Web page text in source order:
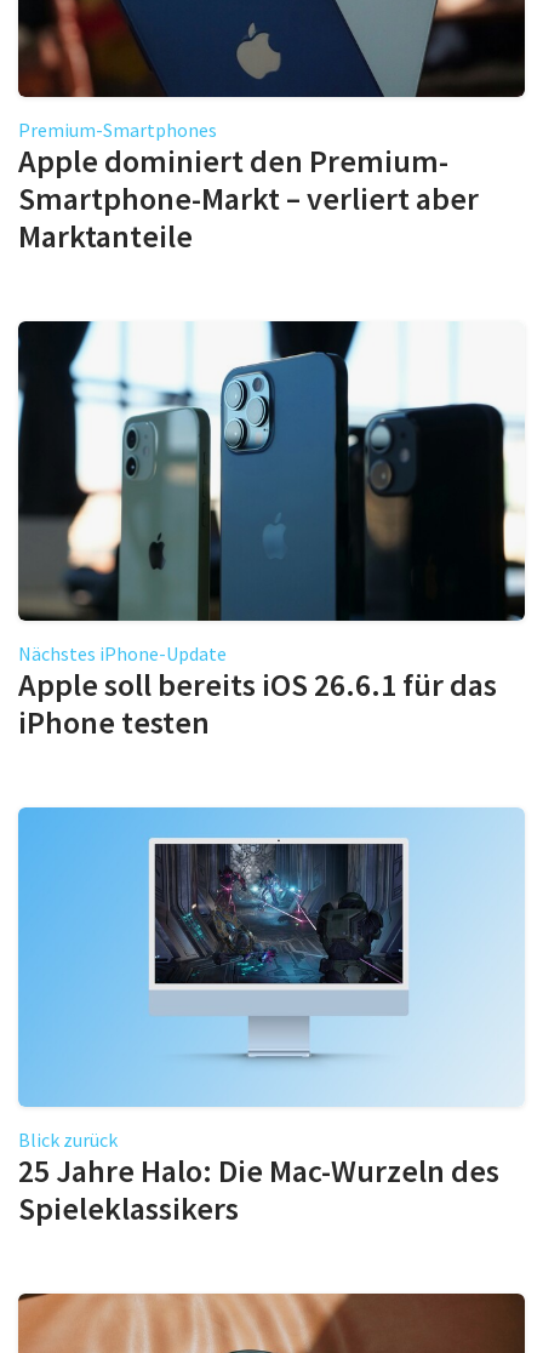
Premium-Smartphones
Apple dominiert den Premium-
Smartphone-Markt – verliert aber
Marktanteile
Nächstes iPhone-Update
Apple soll bereits iOS 26.6.1 für das
iPhone testen
Blick zurück
25 Jahre Halo: Die Mac-Wurzeln des
Spieleklassikers